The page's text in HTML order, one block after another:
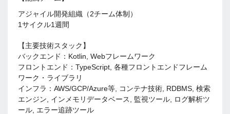
アジャイル開発組織（2チーム体制）
1サイクル1週間
【主要技術スタック】
バックエンド：Kotlin, Webフレームワーク
フロントエンド：TypeScript, 各種フロントエンドフレーム
ワーク・ライブラリ
インフラ：AWS/GCP/Azure等, コンテナ技術, RDBMS, 検索
エンジン, インメモリデータベース, 監視ツール, ログ解析ツ
ール, エラー追跡ツール